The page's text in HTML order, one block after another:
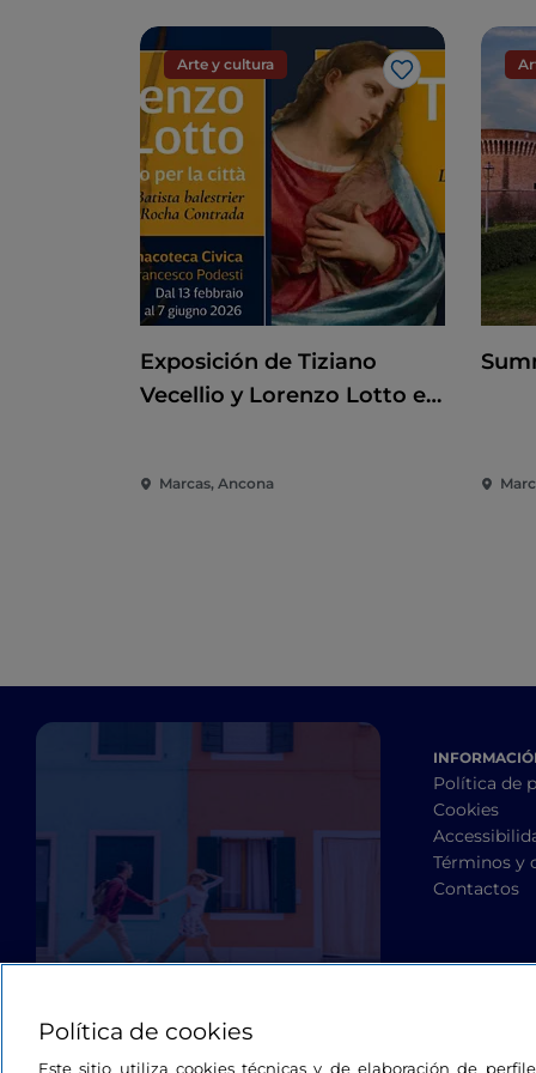
Arte y cultura
Me gusta
Exposición de Tiziano
Vecellio y Lorenzo Lotto en
Marcas, Ancona
Política de
Cookies
Términos y
Contactos
Política de cookies
Este sitio utiliza cookies técnicas y de elaboración de